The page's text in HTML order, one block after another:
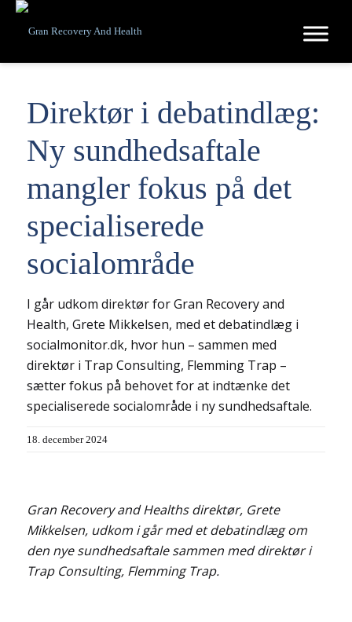
Direktør i debatindlæg:
Ny sundhedsaftale
mangler fokus på det
specialiserede
socialområde
I går udkom direktør for Gran Recovery and
Health, Grete Mikkelsen, med et debatindlæg i
socialmonitor.dk, hvor hun – sammen med
direktør i Trap Consulting, Flemming Trap –
sætter fokus på behovet for at indtænke det
specialiserede socialområde i ny sundhedsaftale.
18. december 2024
Gran Recovery and Healths direktør, Grete
Mikkelsen, udkom i går med et debatindlæg om
den nye sundhedsaftale sammen med direktør i
Trap Consulting, Flemming Trap.